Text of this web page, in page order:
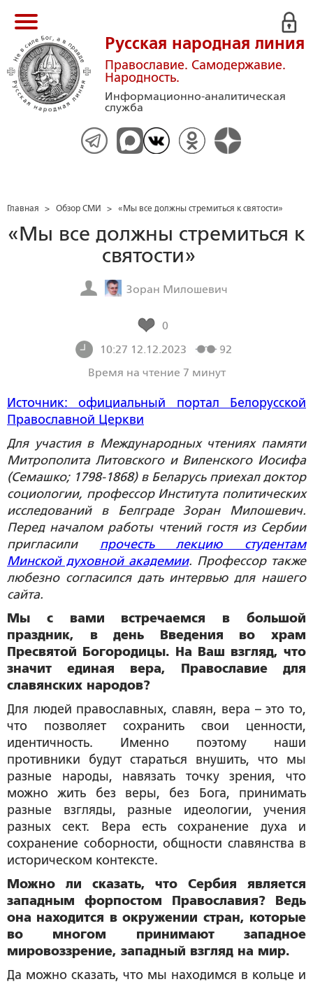
Русская народная линия
Православие. Самодержавие.
Народность.
Информационно-аналитическая
служба
Главная > Обзор СМИ > «Мы все должны стремиться к святости»
«Мы все должны стремиться к
святости»
Зоран Милошевич
0
10:27 12.12.2023
92
Время на чтение 7 минут
Источник: официальный портал Белорусской
Православной Церкви
Для участия в Международных чтениях памяти
Митрополита Литовского и Виленского Иосифа
(Семашко; 1798-1868) в Беларусь приехал доктор
социологии, профессор Института политических
исследований в Белграде Зоран Милошевич.
Перед началом работы чтений гостя из Сербии
пригласили прочесть лекцию студентам
Минской духовной академии. Профессор также
любезно согласился дать интервью для нашего
сайта.
Мы с вами встречаемся в большой
праздник, в день Введения во храм
Пресвятой Богородицы. На Ваш взгляд, что
значит единая вера, Православие для
славянских народов?
Для людей православных, славян, вера – это то,
что позволяет сохранить свои ценности,
идентичность. Именно поэтому наши
противники будут стараться внушить, что мы
разные народы, навязать точку зрения, что
можно жить без веры, без Бога, принимать
разные взгляды, разные идеологии, учения
разных сект. Вера есть сохранение духа и
сохранение соборности, общности славянства в
историческом контексте.
Можно ли сказать, что Сербия является
западным форпостом Православия? Ведь
она находится в окружении стран, которые
во многом принимают западное
мировоззрение, западный взгляд на мир.
Да можно сказать, что мы находимся в кольце и